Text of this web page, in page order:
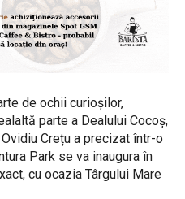
de ochii curioșilor,
parte a Dealului Cocoș,
Crețu a precizat într-o
Park se va inaugura în
cu ocazia Târgului Mare